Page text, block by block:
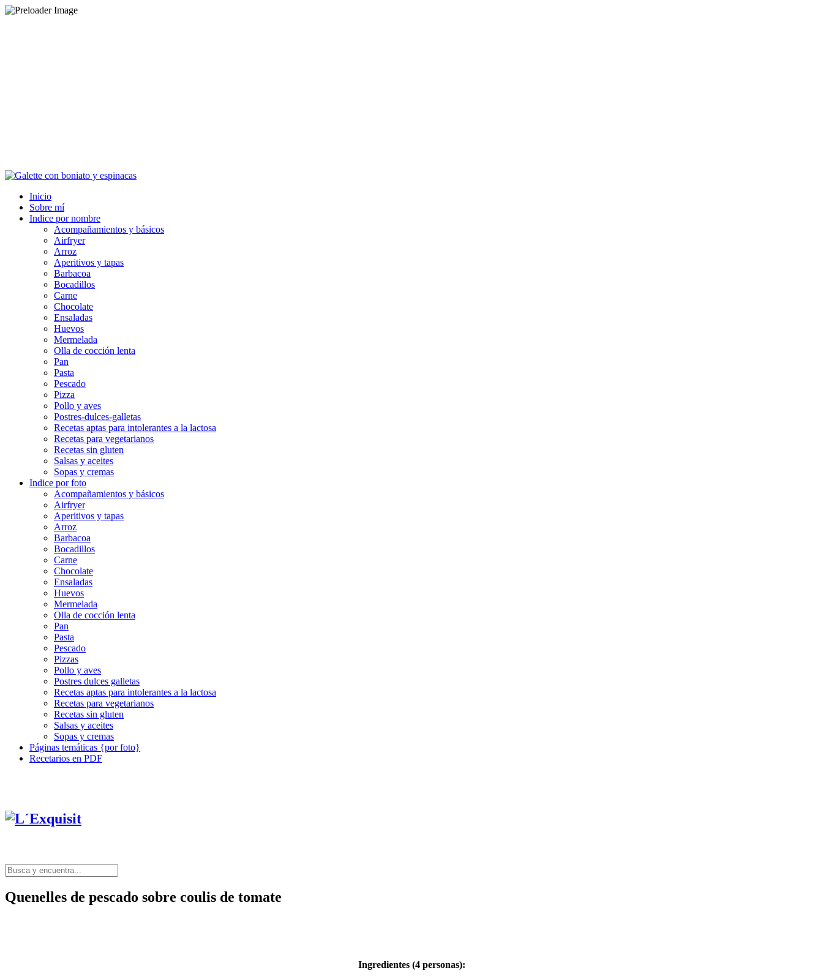
Inicio
Sobre mí
Indice por nombre
Acompañamientos y básicos
Airfryer
Arroz
Aperitivos y tapas
Barbacoa
Bocadillos
Carne
Chocolate
Ensaladas
Huevos
Mermelada
Olla de cocción lenta
Pan
Pasta
Pescado
Pizza
Pollo y aves
Postres-dulces-galletas
Recetas aptas para intolerantes a la lactosa
Recetas para vegetarianos
Recetas sin gluten
Salsas y aceites
Sopas y cremas
Indice por foto
Acompañamientos y básicos
Airfryer
Aperitivos y tapas
Arroz
Barbacoa
Bocadillos
Carne
Chocolate
Ensaladas
Huevos
Mermelada
Olla de cocción lenta
Pan
Pasta
Pescado
Pizzas
Pollo y aves
Postres dulces galletas
Recetas aptas para intolerantes a la lactosa
Recetas para vegetarianos
Recetas sin gluten
Salsas y aceites
Sopas y cremas
Páginas temáticas {por foto}
Recetarios en PDF
Quenelles de pescado sobre coulis de tomate
Ingredientes (4 personas):